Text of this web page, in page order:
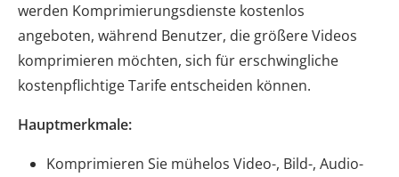
werden Komprimierungsdienste kostenlos
angeboten, während Benutzer, die größere Videos
komprimieren möchten, sich für erschwingliche
kostenpflichtige Tarife entscheiden können.
Hauptmerkmale:
Komprimieren Sie mühelos Video-, Bild-, Audio-